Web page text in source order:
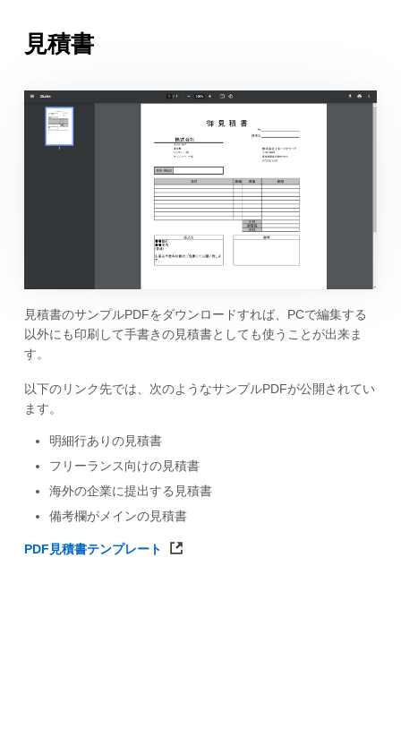
見積書
見積書のサンプルPDFをダウンロードすれば、PCで編集する
以外にも印刷して手書きの見積書としても使うことが出来ま
す。
以下のリンク先では、次のようなサンプルPDFが公開されてい
ます。
明細行ありの見積書
フリーランス向けの見積書
海外の企業に提出する見積書
備考欄がメインの見積書
PDF見積書テンプレート